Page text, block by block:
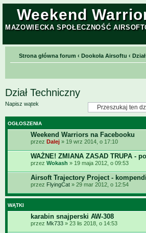
Weekend
MAZOWIECKA SPOŁECZNOŚĆ
Strona główna forum ‹ Dookoła Airsoftu ‹
Dział Techniczny
Napisz wątek
OGŁOSZENIA
Weekend Warriors na Facebooku
przez Dalej » 19 wrz 2014, o 17:10
WAŻNE! ZMIANA ZASAD TRUPA -
przez Wokash » 19 maja 2012, o 09:53
Airsoft Trajectory Project -
przez FlyingCat » 29 mar 2012, o 12:54
WĄTKI
karabin snajperski AW-308
przez Mk733 » 23 lis 2018, o 14:53